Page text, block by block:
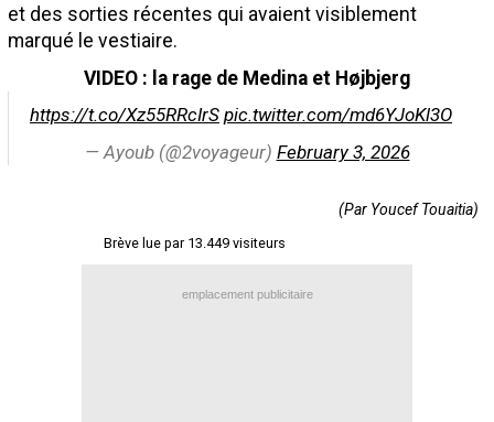
et des sorties récentes qui avaient visiblement
marqué le vestiaire.
VIDEO : la rage de Medina et Højbjerg
https://t.co/Xz55RRcIrS pic.twitter.com/md6YJoKl3O
— Ayoub (@2voyageur) February 3, 2026
(Par Youcef Touaitia)
Brève lue par 13.449 visiteurs
emplacement publicitaire
Paramètrages / Options
Mentions légales